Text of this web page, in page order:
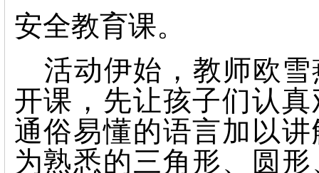
安全教育课。
活动伊始，教师欧
开课，先让孩子们认
通俗易懂的语言加以
为熟悉的三角形、圆